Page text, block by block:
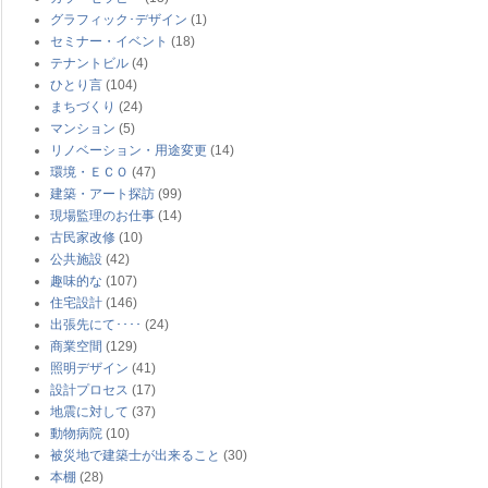
グラフィック･デザイン (1)
セミナー・イベント (18)
テナントビル (4)
ひとり言 (104)
まちづくり (24)
マンション (5)
リノベーション・用途変更 (14)
環境・ＥＣＯ (47)
建築・アート探訪 (99)
現場監理のお仕事 (14)
古民家改修 (10)
公共施設 (42)
趣味的な (107)
住宅設計 (146)
出張先にて････ (24)
商業空間 (129)
照明デザイン (41)
設計プロセス (17)
地震に対して (37)
動物病院 (10)
被災地で建築士が出来ること (30)
本棚 (28)